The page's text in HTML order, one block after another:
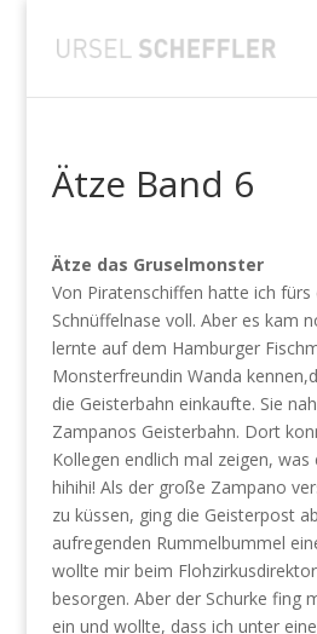
Ätze Band 6
Ätze das Gruselmonster
Von Piratenschiffen hatte ich fürs
Schnüffelnase voll. Aber es kam
lernte auf dem Hamburger
Monsterfreundin Wanda
die Geisterbahn einkaufte. Sie
Zampanos Geisterbahn. Dort
Kollegen endlich mal zeigen,
hihihi! Als der große Zampano
zu küssen, ging die Geisterpost
aufregenden Rummelbummel
wollte mir beim
besorgen. Aber der Schurke fing
ein und wollte, dass ich unter